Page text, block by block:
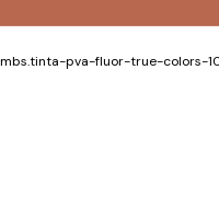
pva-fluor-true-colors-